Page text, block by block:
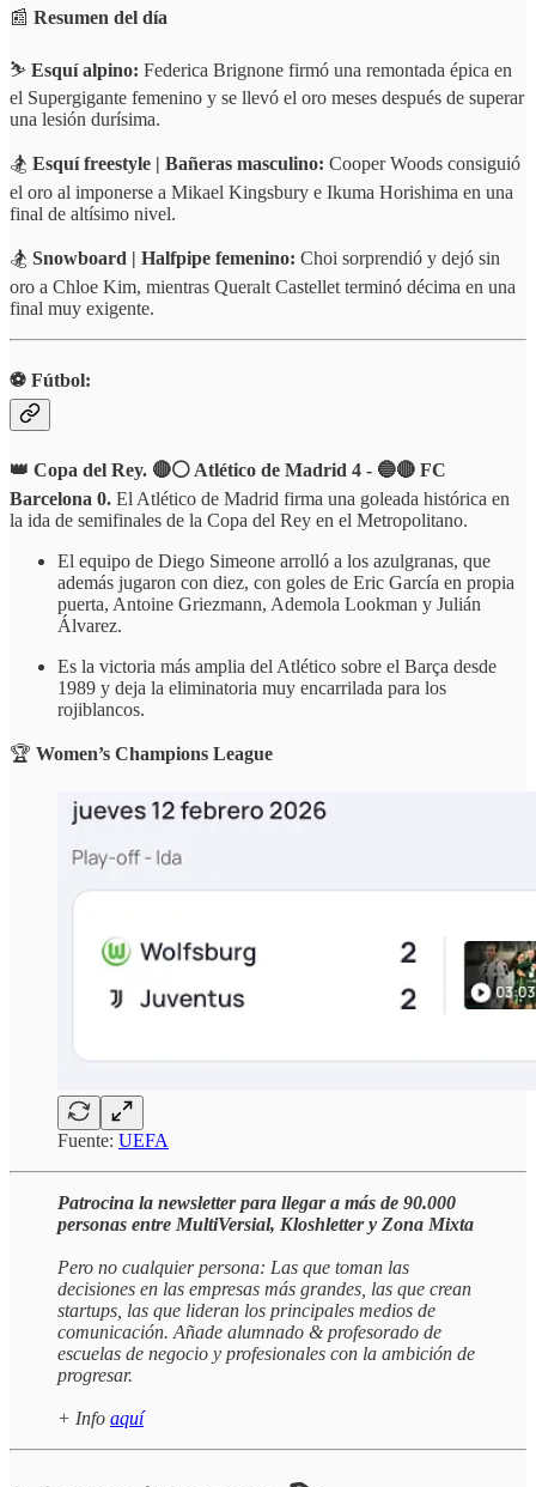
📰 Resumen del día
⛷️ Esquí alpino: Federica Brignone firmó una remontada épica en
el Supergigante femenino y se llevó el oro meses después de superar
una lesión durísima.
🏂 Esquí freestyle | Bañeras masculino: Cooper Woods consiguió
el oro al imponerse a Mikael Kingsbury e Ikuma Horishima en una
final de altísimo nivel.
🏂 Snowboard | Halfpipe femenino: Choi sorprendió y dejó sin
oro a Chloe Kim, mientras Queralt Castellet terminó décima en una
final muy exigente.
⚽️ Fútbol:
👑 Copa del Rey. 🔴⚪️ Atlético de Madrid 4 - 🔵🔴 FC
Barcelona 0. El Atlético de Madrid firma una goleada histórica en
la ida de semifinales de la Copa del Rey en el Metropolitano.
El equipo de Diego Simeone arrolló a los azulgranas, que
además jugaron con diez, con goles de Eric García en propia
puerta, Antoine Griezmann, Ademola Lookman y Julián
Álvarez.
Es la victoria más amplia del Atlético sobre el Barça desde
1989 y deja la eliminatoria muy encarrilada para los
rojiblancos.
🏆 Women’s Champions League
Fuente: UEFA
Patrocina la newsletter para llegar a más de 90.000
personas entre MultiVersial, Kloshletter y Zona Mixta
Pero no cualquier persona: Las que toman las
decisiones en las empresas más grandes, las que crean
startups, las que lideran los principales medios de
comunicación. Añade alumnado & profesorado de
escuelas de negocio y profesionales con la ambición de
progresar.
+ Info aquí